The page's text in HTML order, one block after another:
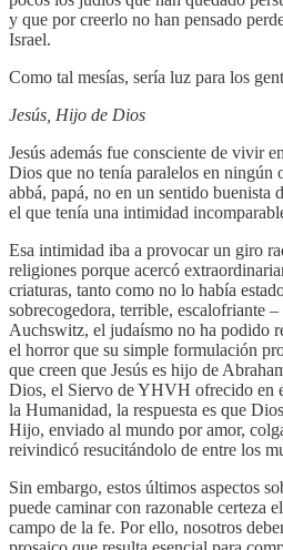
y que por creerlo no han pensado
Israel.
Como tal mesías, sería luz para los
Jesús, Hijo de Dios
Jesús además fue consciente de vivir
Dios que no tenía paralelos en ningún
abbá, papá, no en un sentido buenista
el que tenía una intimidad
Esa intimidad iba a provocar un giro
religiones porque acercó
criaturas, tanto como no lo había
sobrecogedora, terrible, escalofriante
Auchswitz, el judaísmo no ha podido
el horror que su simple formulación
que creen que Jesús es hijo de
Dios, el Siervo de YHVH ofrecido en
la Humanidad, la respuesta es que
Hijo, enviado al mundo por amor,
reivindicó resucitándolo de entre los
Sin embargo, estos últimos aspectos
puede caminar con razonable certeza
campo de la fe. Por ello, nosotros